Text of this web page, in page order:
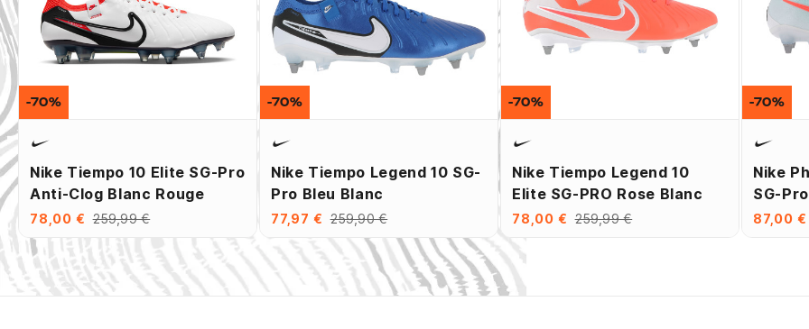
Nike Tiempo 10 Elite SG-Pro
Anti-Clog Blanc Rouge
78,00 € 259,99 €
-70%
Nike Tiempo Legend 10 SG-
Pro Bleu Blanc
77,97 € 259,90 €
-70%
Nike Tiempo Legend 10
Elite SG-PRO Rose Blanc
78,00 € 259,99 €
-70%
Nike
SG-
87,00 €
-70%